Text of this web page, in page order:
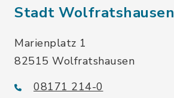
Stadt Wolfratshausen
Marienplatz 1
82515 Wolfratshausen
08171 214-0